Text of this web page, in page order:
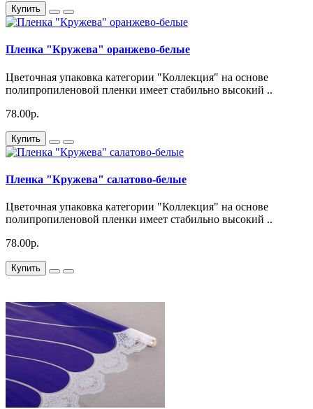
Купить
Пленка "Кружева" оранжево-белые
Цветочная упаковка категории "Коллекция" на основе
полипропиленовой пленки имеет стабильно высокий ..
78.00р.
Купить
Пленка "Кружева" салатово-белые
Цветочная упаковка категории "Коллекция" на основе
полипропиленовой пленки имеет стабильно высокий ..
78.00р.
Купить